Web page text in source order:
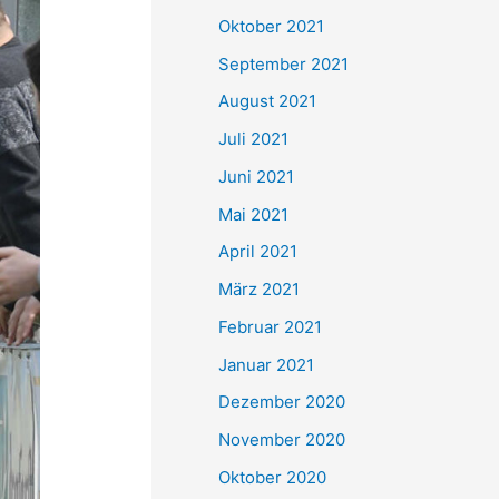
e
n
h
:
Oktober 2021
September 2021
August 2021
Juli 2021
Juni 2021
Mai 2021
April 2021
März 2021
Februar 2021
Januar 2021
Dezember 2020
November 2020
Oktober 2020